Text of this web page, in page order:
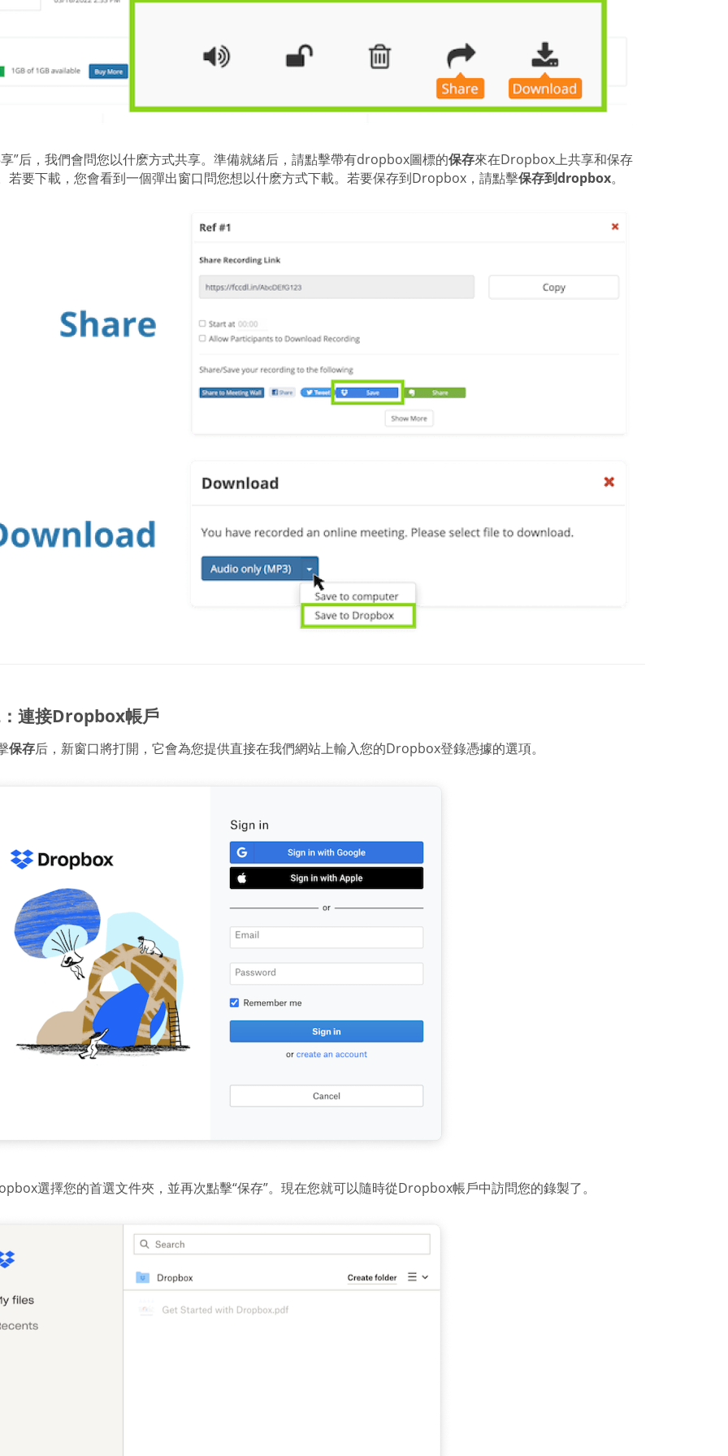
”后，我們會問您以什麽方式共享。準備就緒后，請點擊帶有dropbox圖標的保存來在Dropbox上共享和保存
若要下載，您會看到一個彈出窗口問您想以什麽方式下載。若要保存到Dropbox，請點擊保存到dropbox。
連接Dropbox帳戶
保存后，新窗口將打開，它會為您提供直接在我們網站上輸入您的Dropbox登錄憑據的選項。
選擇您的首選文件夾，並再次點擊“保存”。現在您就可以隨時從Dropbox帳戶中訪問您的錄製了。